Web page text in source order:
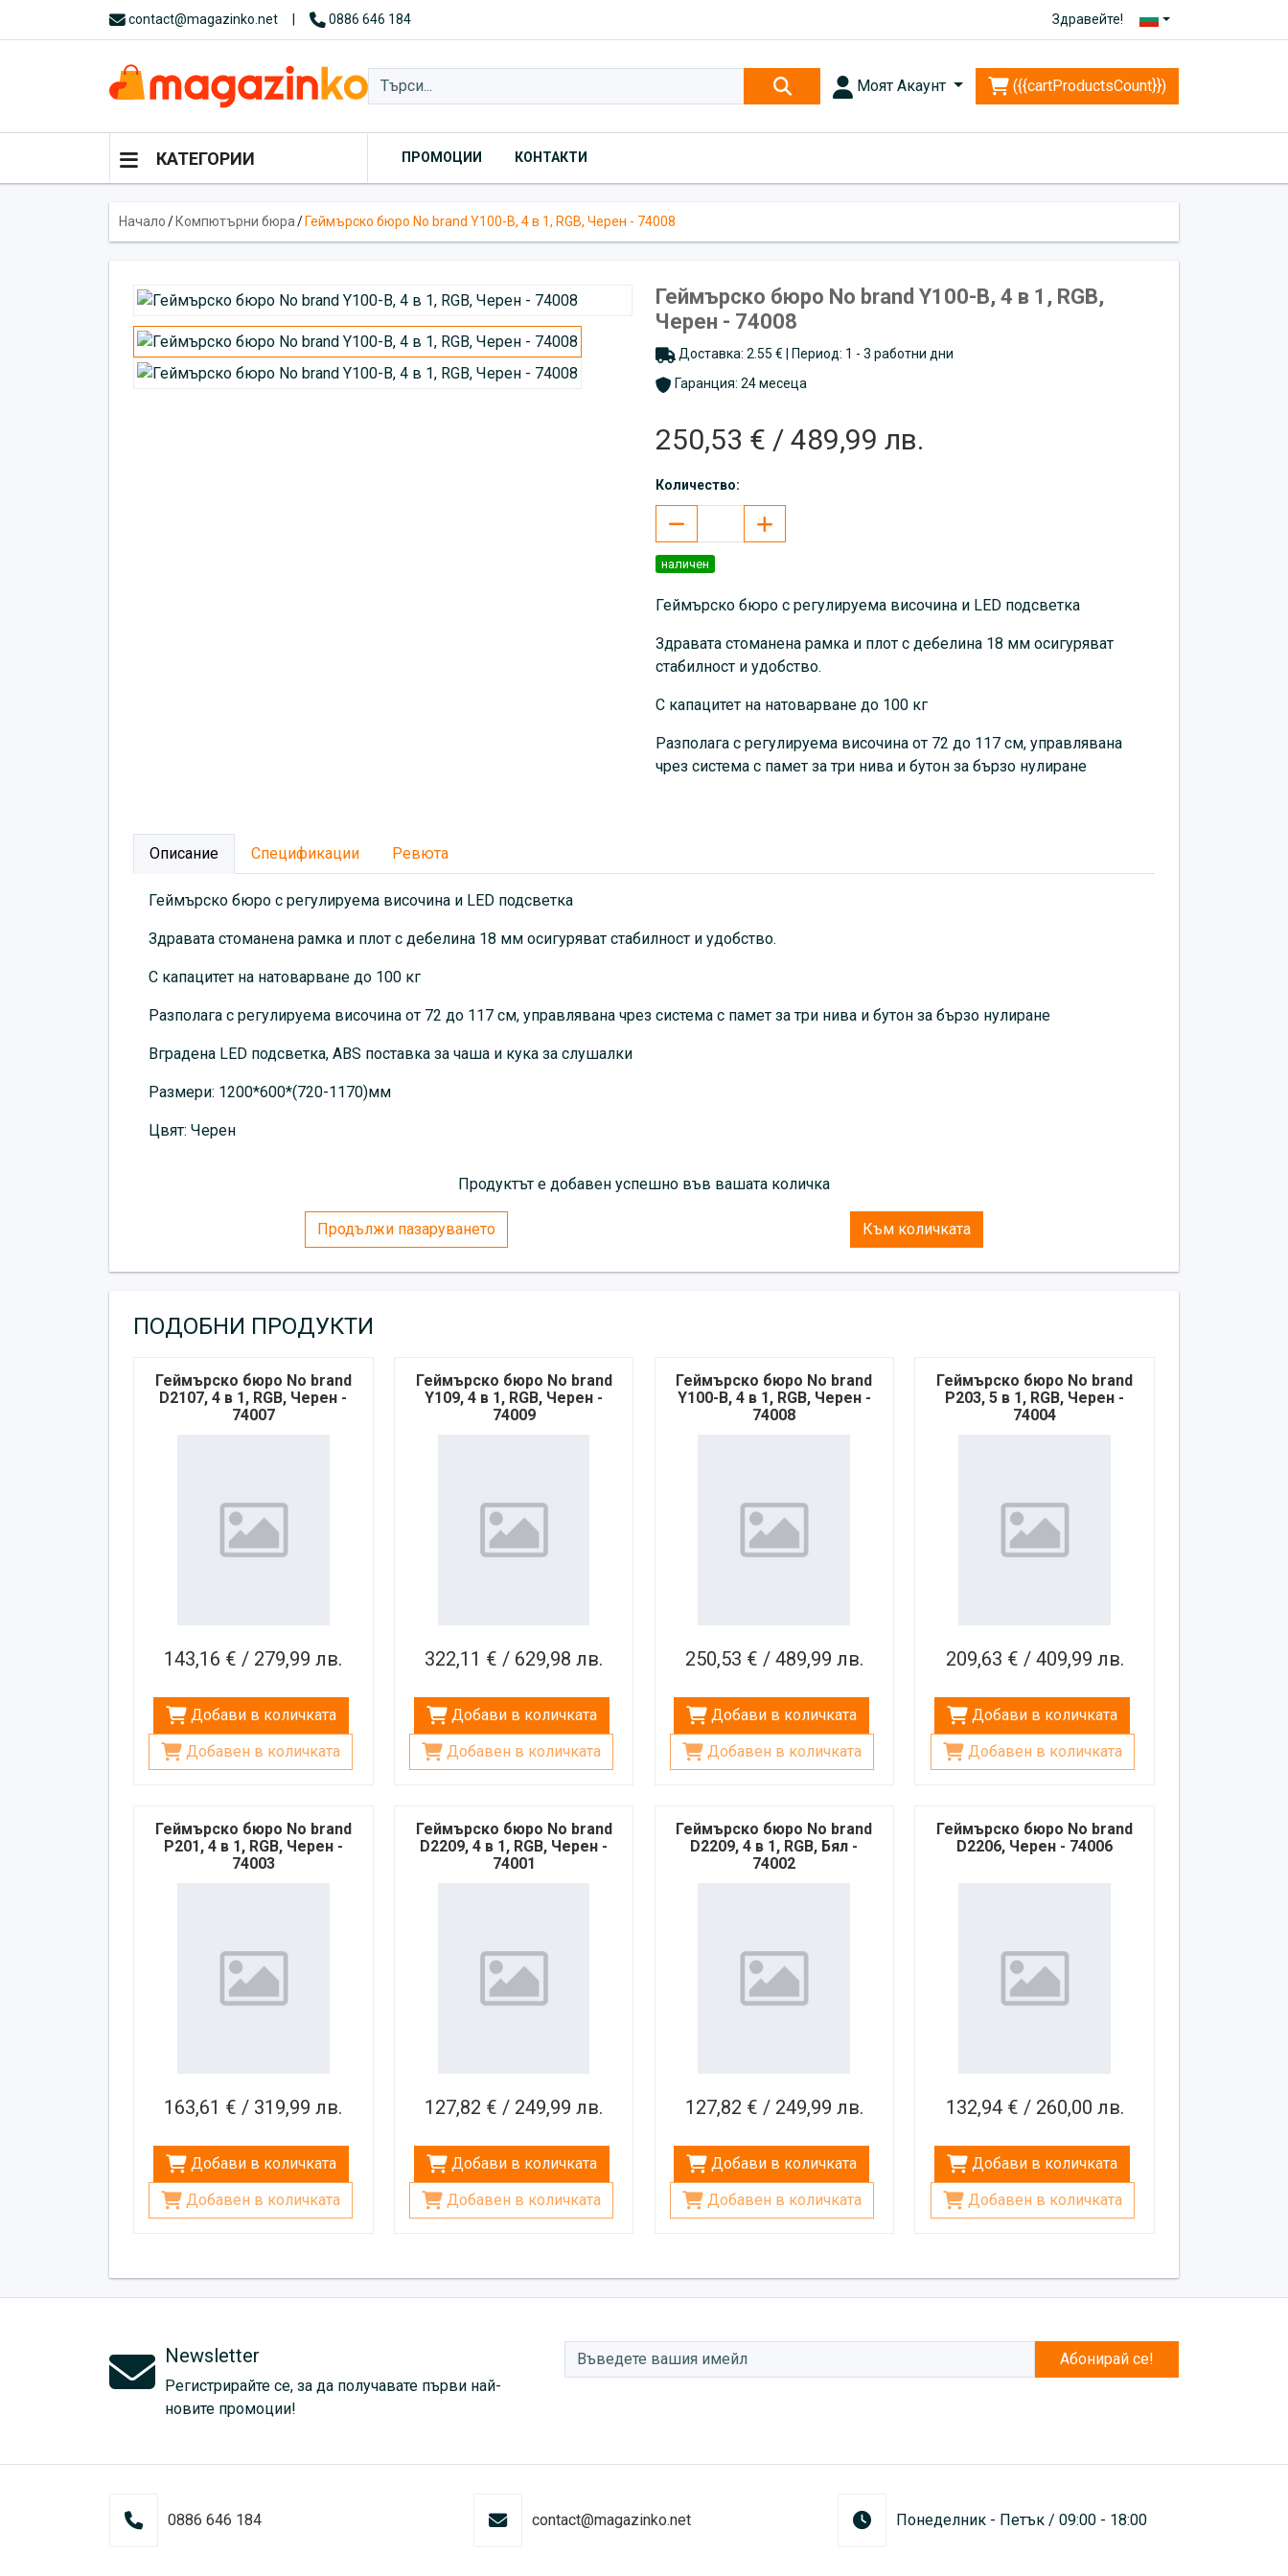
contact@magazinko.net 0886 646 184 Здравейте!
Моят Акаунт ({{cartProductsCount}})
КАТЕГОРИИ ПРОМОЦИИ КОНТАКТИ
Начало/ Компютърни бюра/ Геймърско бюро No brand Y100-B, 4 в 1, RGB, Черен - 74008
Геймърско бюро No brand Y100-B, 4 в 1, RGB,
Черен - 74008
Доставка: 2.55 € | Период: 1 - 3 работни дни
Гаранция: 24 месеца
250,53 € / 489,99 лв.
Количество:
наличен
Геймърско бюро с регулируема височина и LED подсветка
Здравата стоманена рамка и плот с дебелина 18 мм осигуряват
стабилност и удобство.
С капацитет на натоварване до 100 кг
Разполага с регулируема височина от 72 до 117 см, управлявана
чрез система с памет за три нива и бутон за бързо нулиране
Описание Спецификации Ревюта
Геймърско бюро с регулируема височина и LED подсветка
Здравата стоманена рамка и плот с дебелина 18 мм осигуряват стабилност и удобство.
С капацитет на натоварване до 100 кг
Разполага с регулируема височина от 72 до 117 см, управлявана чрез система с памет за три нива и бутон за бързо нулиране
Вградена LED подсветка, ABS поставка за чаша и кука за слушалки
Размери: 1200*600*(720-1170)мм
Цвят: Черен
Продуктът е добавен успешно във вашата количка
Продължи пазаруването Към количката
ПОДОБНИ ПРОДУКТИ
Геймърско бюро No brand
D2107, 4 в 1, RGB, Черен -
74007
143,16 € / 279,99 лв.
Добави в количката
Добавен в количката
Геймърско бюро No brand
Y109, 4 в 1, RGB, Черен -
74009
322,11 € / 629,98 лв.
Добави в количката
Добавен в количката
Геймърско бюро No brand
Y100-B, 4 в 1, RGB, Черен -
74008
250,53 € / 489,99 лв.
Добави в количката
Добавен в количката
Геймърско бюро No brand
P203, 5 в 1, RGB, Черен -
74004
209,63 € / 409,99 лв.
Добави в количката
Добавен в количката
Геймърско бюро No brand
P201, 4 в 1, RGB, Черен -
74003
163,61 € / 319,99 лв.
Добави в количката
Добавен в количката
Геймърско бюро No brand
D2209, 4 в 1, RGB, Черен -
74001
127,82 € / 249,99 лв.
Добави в количката
Добавен в количката
Геймърско бюро No brand
D2209, 4 в 1, RGB, Бял -
74002
127,82 € / 249,99 лв.
Добави в количката
Добавен в количката
Геймърско бюро No brand
D2206, Черен - 74006
132,94 € / 260,00 лв.
Добави в количката
Добавен в количката
Newsletter
Регистрирайте се, за да получавате първи най-
новите промоции!
Абонирай се!
0886 646 184 contact@magazinko.net Понеделник - Петък / 09:00 - 18:00